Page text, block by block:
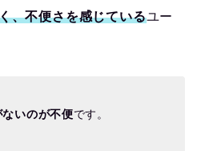
、不便さを感じているユー
いのが不便です。